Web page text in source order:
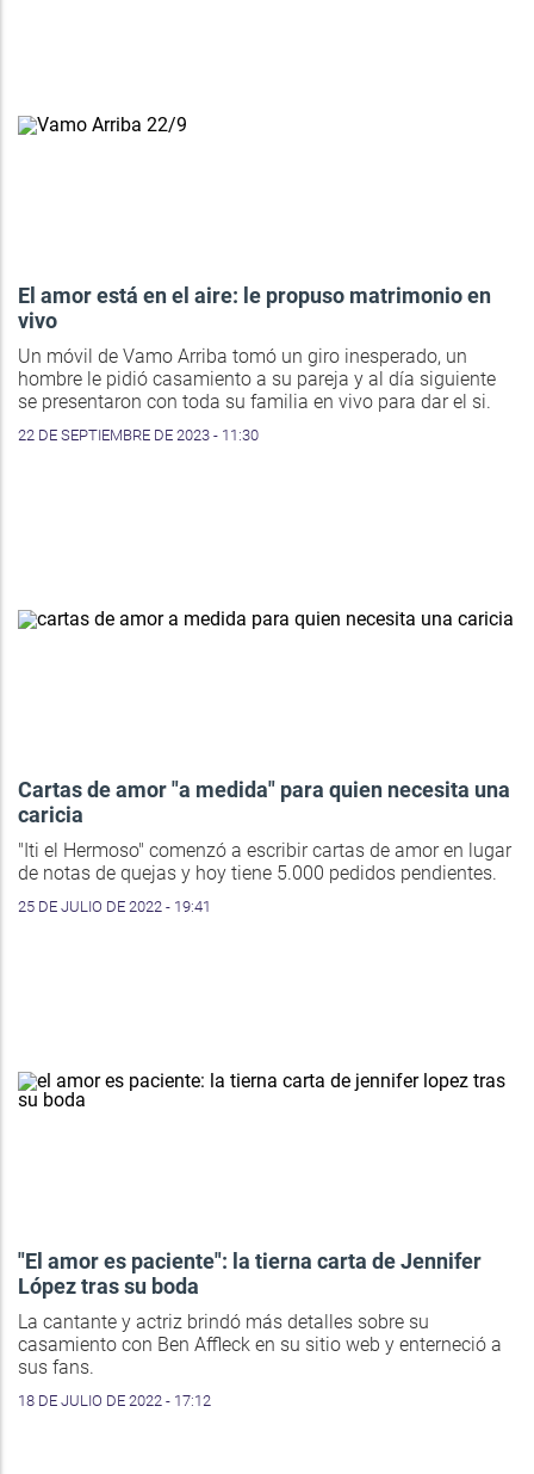
El amor está en el aire: le propuso matrimonio en
vivo
Un móvil de Vamo Arriba tomó un giro inesperado, un
hombre le pidió casamiento a su pareja y al día siguiente
se presentaron con toda su familia en vivo para dar el si.
22 DE SEPTIEMBRE DE 2023 - 11:30
Cartas de amor "a medida" para quien necesita una
caricia
"Iti el Hermoso" comenzó a escribir cartas de amor en lugar
de notas de quejas y hoy tiene 5.000 pedidos pendientes.
25 DE JULIO DE 2022 - 19:41
"El amor es paciente": la tierna carta de Jennifer
López tras su boda
La cantante y actriz brindó más detalles sobre su
casamiento con Ben Affleck en su sitio web y enterneció a
sus fans.
18 DE JULIO DE 2022 - 17:12